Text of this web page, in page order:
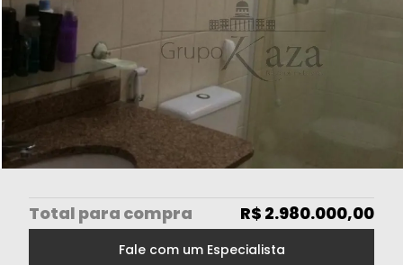
Total para compra R$ 2.980.000,00
Fale com um Especialista